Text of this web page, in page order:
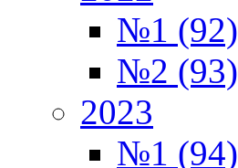
№1 (92)
№2 (93)
2023
№1 (94)